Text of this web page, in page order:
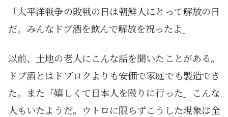
「太平洋戦争の敗戦の日は朝鮮人にとって解放の日
だ。みんなドブ酒を飲んで解放を祝ったよ」
以前、土地の老人にこんな話を聞いたことがある。
ドブ酒とはドブロクよりも安価で家庭でも製造でき
た。また「嬉しくて日本人を殴りに行った」こんな
人もいたようだ。ウトロに限らずこうした現象は全